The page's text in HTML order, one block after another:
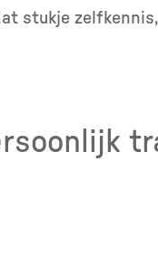
stukje